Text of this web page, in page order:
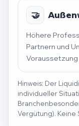
🤝
Höhere
Partnern und
Hinweis: Der
individueller
Vergütung).